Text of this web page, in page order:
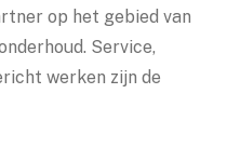
op het gebied van
Service,
werken zijn de